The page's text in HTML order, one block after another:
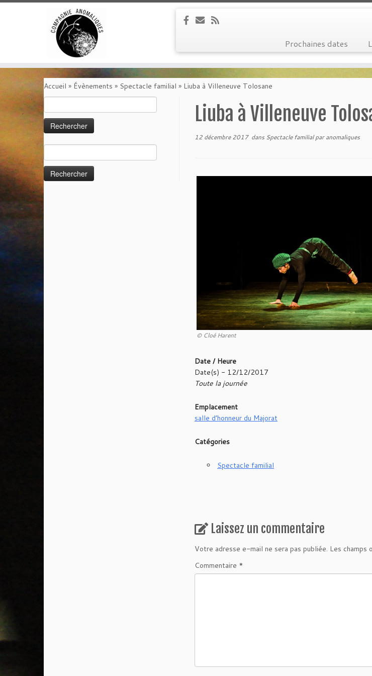
contenu
Prochaines dates
Accueil » Évènements » Spectacle familial » Liuba à Villeneuve Tolosane
Rechercher :
Liuba à Villeneuve
12 décembre 2017dans Spectacle familialparanomaliques
© Cloé Harent
Date / Heure
Date(s) - 12/12/2017
Toute la journée
Emplacement
salle d’honneur du Majorat
Catégories
Spectacle familial
Laissez un commentaire
Votre adresse e-mail ne sera pas publiée. Les champs
Commentaire *